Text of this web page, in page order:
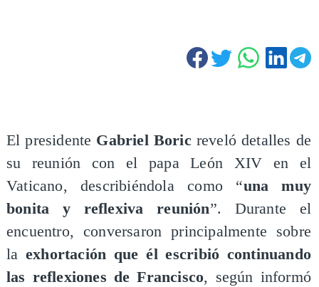
El presidente Gabriel Boricreveló detalles de
su reunión con el papa León XIV en el
Vaticano, describiéndola como “una muy
bonita y reflexiva reunión”. Durante el
encuentro, conversaron principalmente sobre
laexhortación que él escribió continuando
las reflexiones de Francisco, según informó